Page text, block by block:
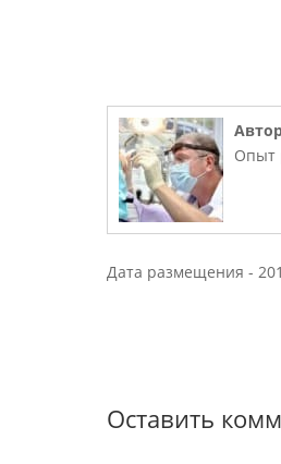
Опыт
Дата размещения -
Оставить